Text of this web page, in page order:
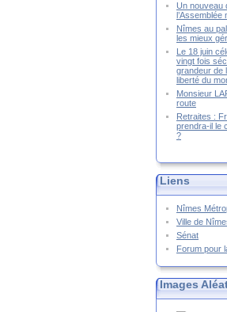
Un nouveau
l’Assemblée
Nîmes au
les mieux
Le 18 juin
vingt fois
grandeur de
liberté du
Monsieur
route
Retraites :
prendra-il le
?
Liens
Nîmes
Ville de
Sénat
Forum pour
Images